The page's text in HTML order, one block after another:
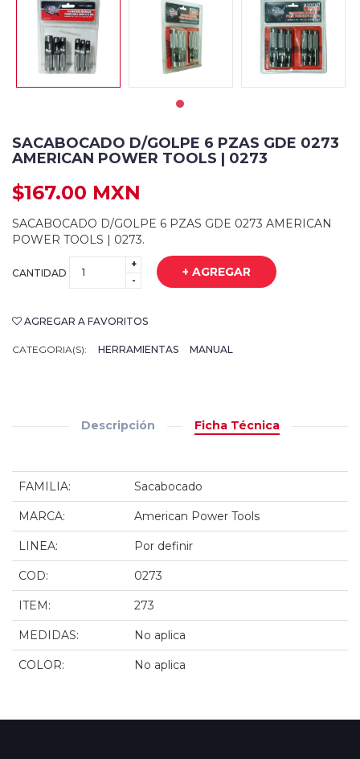
SACABOCADO D/GOLPE 6 PZAS GDE 0273
AMERICAN POWER TOOLS | 0273
$167.00 MXN
SACABOCADO D/GOLPE 6 PZAS GDE 0273 AMERICAN
POWER TOOLS | 0273.
CANTIDAD
+
-
+ AGREGAR
AGREGAR A FAVORITOS
CATEGORIA(S): HERRAMIENTAS MANUAL
Descripción Ficha Técnica
FAMILIA: Sacabocado
MARCA: American Power Tools
LINEA: Por definir
COD: 0273
ITEM: 273
MEDIDAS: No aplica
COLOR: No aplica